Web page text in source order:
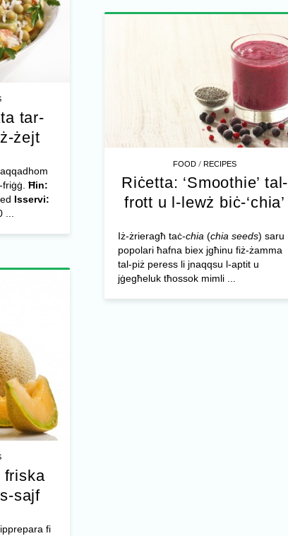
tar-
żejt
friġġ. Ħin:
Isservi:
...
FOOD /RECIPES
Riċetta: ‘Smoothie’ tal-
frott u l-lewż biċ-‘chia’
Iż-żrieragħ taċ-chia(chia seeds) saru
popolari ħafna biex jgħinu fiż-żamma
tal-piż peress li jnaqqsu l-aptit u
jġegħeluk tħossok mimli ...
friska
sajf
fi